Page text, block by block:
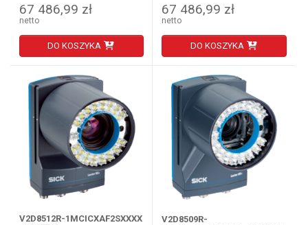
67 486,99 zł
netto
DO KOSZYKA
67 486,99 zł
netto
DO KOSZYKA
V2D8512R-1MCICXAF2SXXXX
V2D8509R-